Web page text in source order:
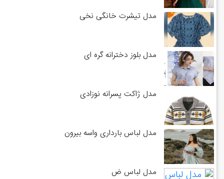
مدل تیشرت خانگی نخی
مدل بلوز دخترانه گره ای
مدل ژاکت پسرانه نوزادی
مدل لباس بارداری واسه بیرون
مدل لباس ض